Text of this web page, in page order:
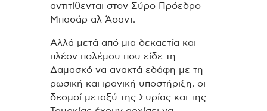
αντιτίθενται στον Σύρο Πρόεδρο
Μπασάρ αλ Άσαντ.
Αλλά μετά από μια δεκαετία και
πλέον πολέμου που είδε τη
Δαμασκό να ανακτά εδάφη με τη
ρωσική και ιρανική υποστήριξη, οι
δεσμοί μεταξύ της Συρίας και της